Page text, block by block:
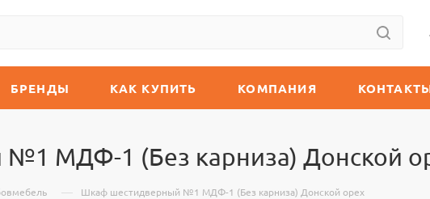
БРЕНДЫ КАК КУПИТЬ КОМПАНИЯ
МДФ-1 (Без карниза) Донской
— Шкаф шестидверный №1 МДФ-1 (Без карниза) Донской орех